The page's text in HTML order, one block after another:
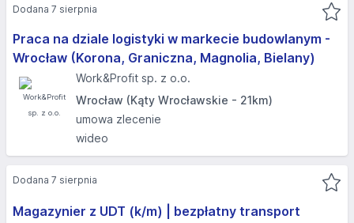
Praca na dziale logistyki w markecie budowlanym -
Wrocław (Korona, Graniczna, Magnolia, Bielany)
Work&Profit sp. z o.o.
Wrocław (Kąty Wrocławskie - 21km)
umowa zlecenie
wideo
Dodana 7 sierpnia
Magazynier z UDT (k/m) | bezpłatny transport
Dodana 7 sierpnia